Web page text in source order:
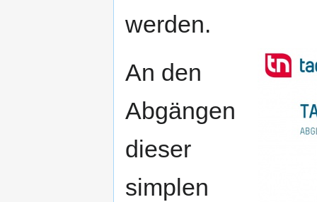
werden.
An den
Abgängen
dieser
simplen